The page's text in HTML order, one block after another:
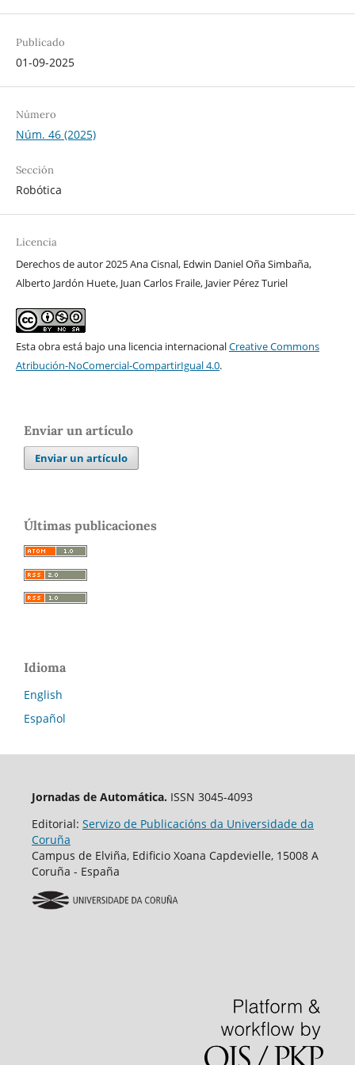
Publicado
01-09-2025
Número
Núm. 46 (2025)
Sección
Robótica
Licencia
Derechos de autor 2025 Ana Cisnal, Edwin Daniel Oña Simbaña,
Alberto Jardón Huete, Juan Carlos Fraile, Javier Pérez Turiel
Esta obra está bajo una licencia internacionalCreative Commons
Atribución-NoComercial-CompartirIgual 4.0.
Enviar un artículo
Enviar un artículo
Últimas publicaciones
Idioma
English
Español
Jornadas de Automática. ISSN 3045-4093
Editorial: Servizo de Publicacións da Universidade da
Coruña
Campus de Elviña, Edificio Xoana Capdevielle, 15008 A
Coruña - España